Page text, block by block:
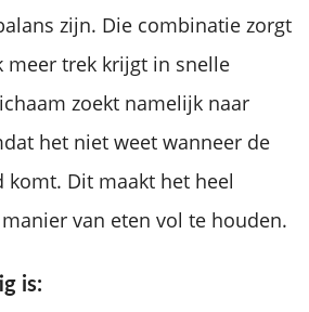
zijn. Die combinatie zorgt
meer trek krijgt in snelle
zoekt namelijk naar
het niet weet wanneer de
Dit maakt het heel
van eten vol te houden.
is: